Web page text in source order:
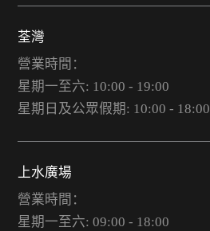
荃灣
營業時間：
星期一至六: 10:00 - 19:00
星期日及公眾假期: 10:00 - 18:00
上水廣場
營業時間：
星期一至六: 09:00 - 18:00